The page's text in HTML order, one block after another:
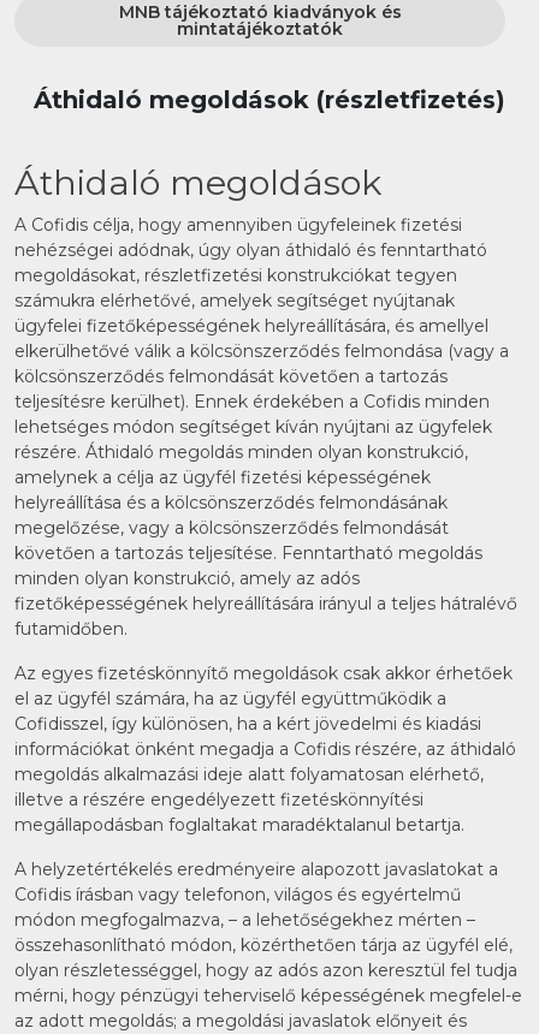
MNB tájékoztató kiadványok és
mintatájékoztatók
Áthidaló megoldások (részletfizetés)
Áthidaló megoldások
A Cofidis célja, hogy amennyiben ügyfeleinek fizetési
nehézségei adódnak, úgy olyan áthidaló és fenntartható
megoldásokat, részletfizetési konstrukciókat tegyen
számukra elérhetővé, amelyek segítséget nyújtanak
ügyfelei fizetőképességének helyreállítására, és amellyel
elkerülhetővé válik a kölcsönszerződés felmondása (vagy a
kölcsönszerződés felmondását követően a tartozás
teljesítésre kerülhet). Ennek érdekében a Cofidis minden
lehetséges módon segítséget kíván nyújtani az ügyfelek
részére. Áthidaló megoldás minden olyan konstrukció,
amelynek a célja az ügyfél fizetési képességének
helyreállítása és a kölcsönszerződés felmondásának
megelőzése, vagy a kölcsönszerződés felmondását
követően a tartozás teljesítése. Fenntartható megoldás
minden olyan konstrukció, amely az adós
fizetőképességének helyreállítására irányul a teljes hátralévő
futamidőben.
Az egyes fizetéskönnyítő megoldások csak akkor érhetőek
el az ügyfél számára, ha az ügyfél együttműködik a
Cofidisszel, így különösen, ha a kért jövedelmi és kiadási
információkat önként megadja a Cofidis részére, az áthidaló
megoldás alkalmazási ideje alatt folyamatosan elérhető,
illetve a részére engedélyezett fizetéskönnyítési
megállapodásban foglaltakat maradéktalanul betartja.
A helyzetértékelés eredményeire alapozott javaslatokat a
Cofidis írásban vagy telefonon, világos és egyértelmű
módon megfogalmazva, – a lehetőségekhez mérten –
összehasonlítható módon, közérthetően tárja az ügyfél elé,
olyan részletességgel, hogy az adós azon keresztül fel tudja
mérni, hogy pénzügyi teherviselő képességének megfelel-e
az adott megoldás; a megoldási javaslatok előnyeit és